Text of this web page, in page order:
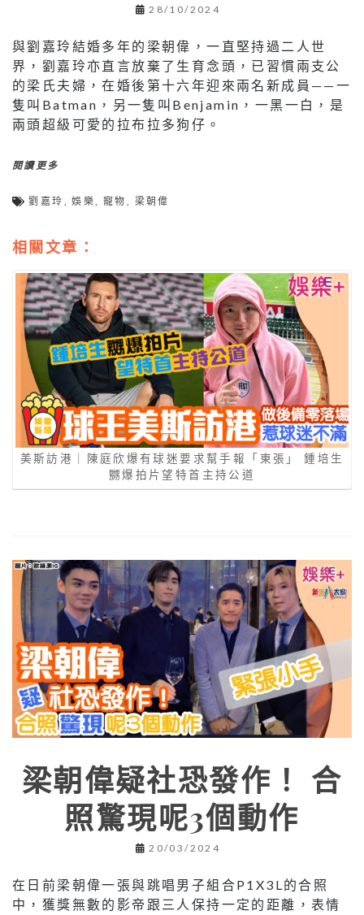
28/10/2024
與劉嘉玲結婚多年的梁朝偉，一直堅持過二人世
界，劉嘉玲亦直言放棄了生育念頭，已習慣兩支公
的梁氏夫婦，在婚後第十六年迎來兩名新成員——一
隻叫Batman，另一隻叫Benjamin，一黑一白，是
兩頭超級可愛的拉布拉多狗仔。
閱讀更多
劉嘉玲 ,娛樂,寵物 , 梁朝偉
相關文章：
美斯訪港｜陳庭欣爆有球迷要求幫手報「東張」 鍾培生
嬲爆拍片望特首主持公道
梁朝偉疑社恐發作！ 合
照驚現呢3個動作
20/03/2024
在日前梁朝偉一張與跳唱男子組合P1X3L的合照
中，獲獎無數的影帝跟三人保持一定的距離，表情